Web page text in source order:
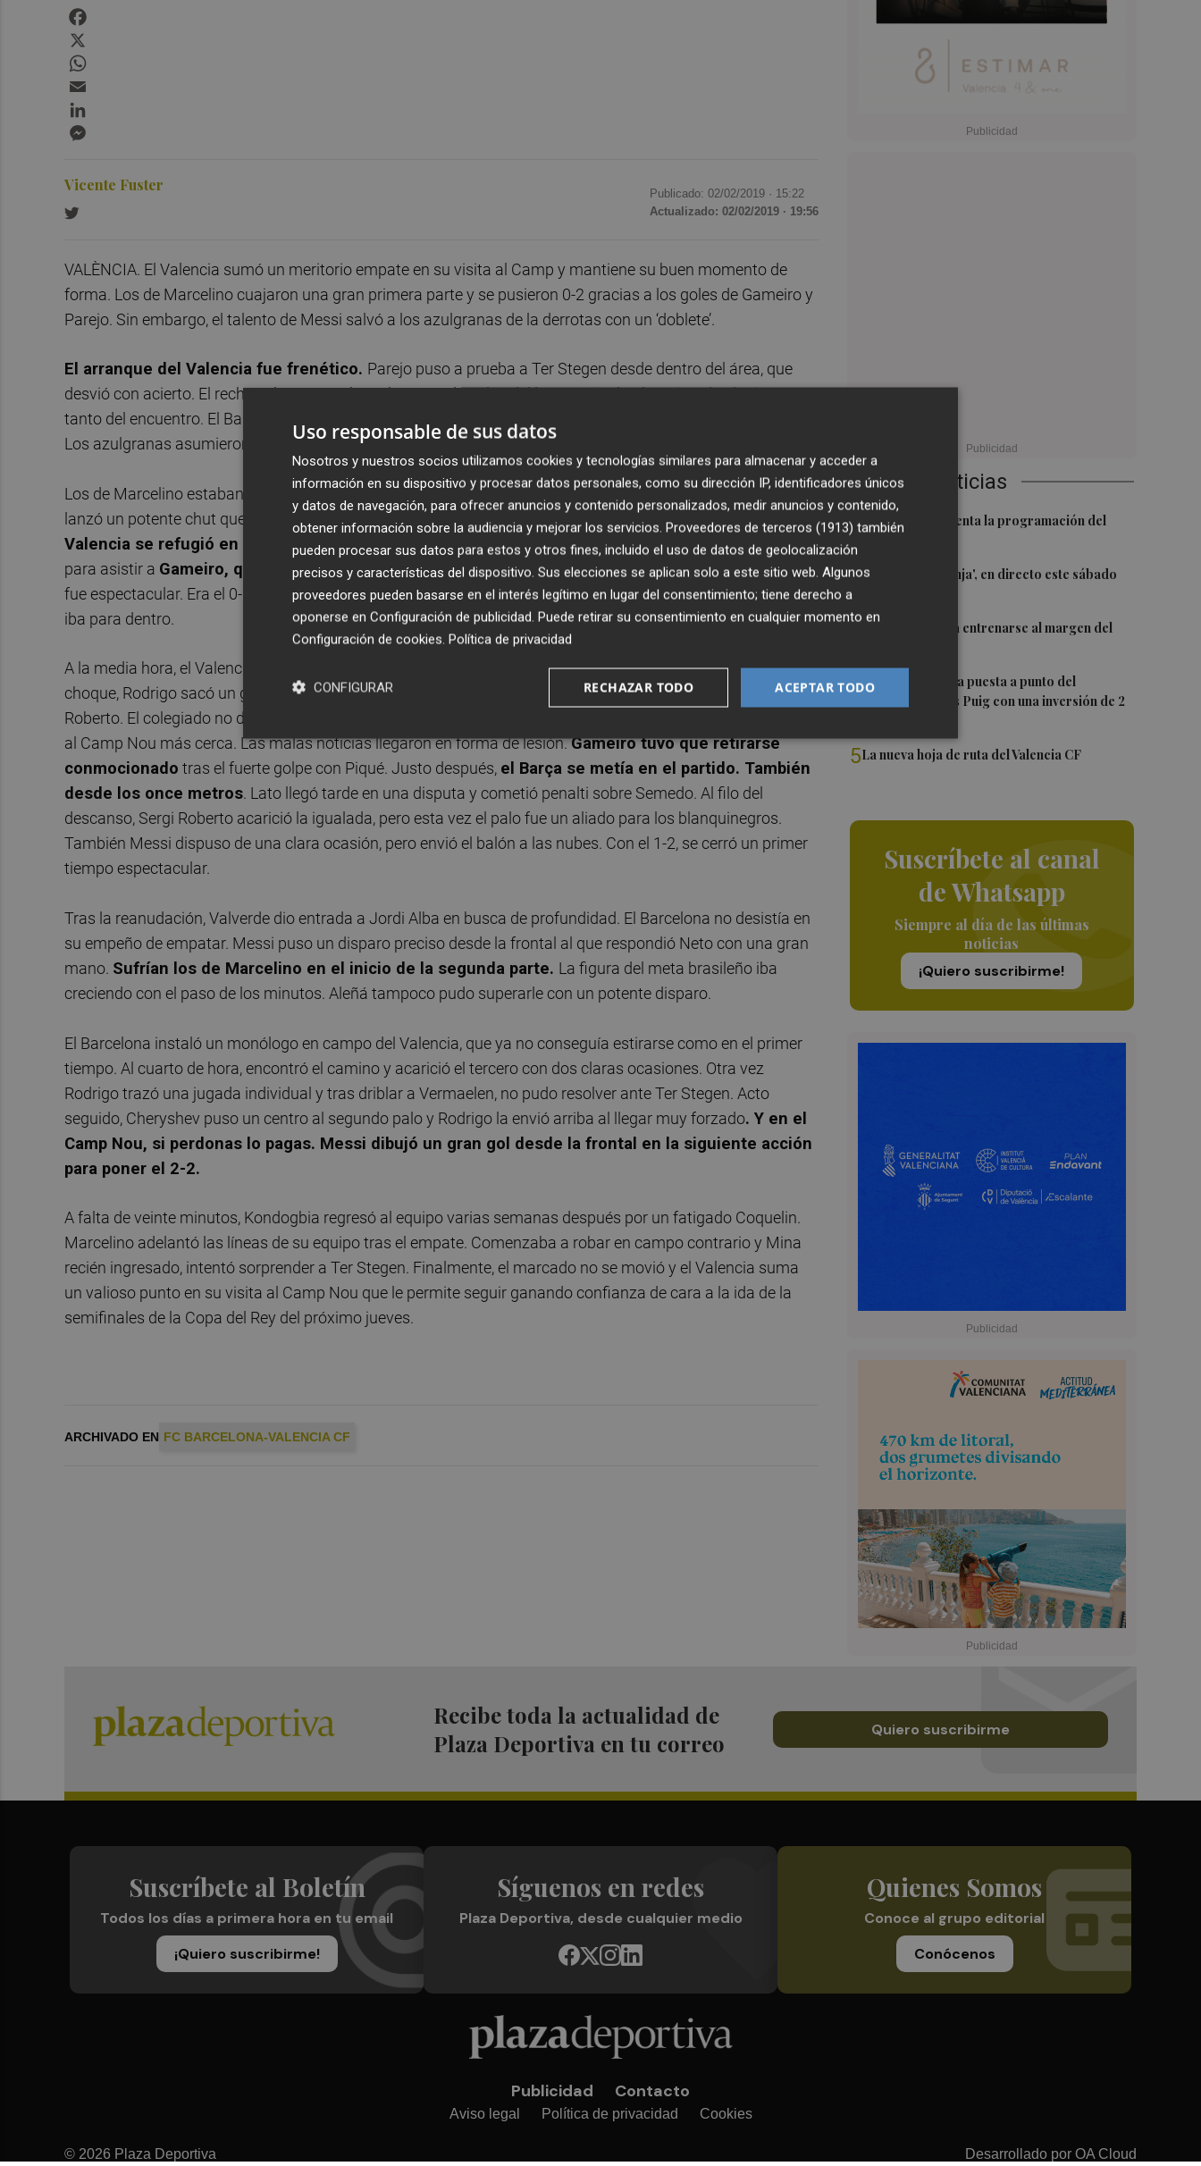
Últimas Noticias
1El Valencia presenta la programación del
2El 'Trofeu Taronja', en directo este sábado
3 Almeida vuelve a entrenarse al margen del
4València ultima la puesta a punto del
Velódromo Lluís Puig con una inversión de 2
5La nueva hoja de ruta del Valencia CF
Suscríbete al canal
de Whatsapp
Siempre al día de las últimas
noticias
¡Quiero suscribirme!
Vicente Fuster Publicado: 02/02/2019 · 15:22
Actualizado: 02/02/2019 · 19:56
VALÈNCIA. El Valencia sumó un meritorio empate en su visita al Camp y mantiene su buen momento de
forma. Los de Marcelino cuajaron una gran primera parte y se pusieron 0-2 gracias a los goles de Gameiro y
Parejo. Sin embargo, el talento de Messi salvó a los azulgranas de la derrotas con un ‘doblete’.
El arranque del Valencia fue frenético. Parejo puso a prueba a Ter Stegen desde dentro del área, que
desvió con acierto. El rechace le cayó a Cheryshev, pero la volea del la escupió el palo, evitando el primer
tanto del encuentro. El Barcelona respondió con un libre directo de Messi. Neto atajó sin muchos apuros.
Los azulgranas asumieron el dominio, pero el Valencia generaba inquietud en el Camp Nou al contragolpe.
Los de Marcelino estaban bien posicionados, obligando a los locales a buscar el gol desde lejos. Coutinho
lanzó un potente chut que exigió a Neto . El Barcelona empezaba a acercarse con peligro, pero el
Valencia se refugió en el gran momento de Rodrigo.El delantero cuajó una galopada sensacional
para asistir a Gameiro, que no falló ante Ter Stegen. La conducción del ‘19’ valencianista en la jugada
fue espectacular. Era el 0-1. Pese a las buenas sensaciones, Neto salvó el empate tras un rechace Garay que
iba para dentro.
A la media hora, el Valencia tenía la ocasión de encarrilar el partido. Con Piqué y Gameiro fuera tras un
choque, Rodrigo sacó un gran centro para Wass, que cuando iba a cabecear, fue derribado por Sergi
Roberto. El colegiado no dudó y señaló la pena máxima
al Camp Nou más cerca. Las malas noticias llegaron en forma de lesión.Gameiro tuvo que retirarse
conmocionado tras el fuerte golpe con Piqué. Justo después, el Barça se metía en el partido. También
desde los once metros. Lato llegó tarde en una disputa y cometió penalti sobre Semedo. Al filo del
descanso, Sergi Roberto acarició la igualada, pero esta vez el palo fue un aliado para los blanquinegros.
También Messi dispuso de una clara ocasión, pero envió el balón a las nubes. Con el 1-2, se cerró un primer
tiempo espectacular.
Tras la reanudación, Valverde dio entrada a Jordi Alba en busca de profundidad. El Barcelona no desistía en
su empeño de empatar. Messi puso un disparo preciso desde la frontal al que respondió Neto con una gran
mano. Sufrían los de Marcelino en el inicio de la segunda parte. La figura del meta brasileño iba
creciendo con el paso de los minutos. Aleñá tampoco pudo superarle con un potente disparo.
El Barcelona instaló un monólogo en campo del Valencia, que ya no conseguía estirarse como en el primer
tiempo. Al cuarto de hora, encontró el camino y acarició el tercero con dos claras ocasiones. Otra vez
Rodrigo trazó una jugada individual y tras driblar a Vermaelen, no pudo resolver ante Ter Stegen. Acto
seguido, Cheryshev puso un centro al segundo palo y Rodrigo la envió arriba al llegar muy forzado. Y en el
Camp Nou, si perdonas lo pagas. Messi dibujó un gran gol desde la frontal en la siguiente acción
para poner el 2-2.
A falta de veinte minutos, Kondogbia regresó al equipo varias semanas después por un fatigado Coquelin.
Marcelino adelantó las líneas de su equipo tras el empate. Comenzaba a robar en campo contrario y Mina
recién ingresado, intentó sorprender a Ter Stegen. Finalmente, el marcado no se movió y el Valencia suma
un valioso punto en su visita al Camp Nou que le permite seguir ganando confianza de cara a la ida de la
semifinales de la Copa del Rey del próximo jueves.
ARCHIVADO EN FC BARCELONA-VALENCIA CF
Recibe toda la actualidad de
Plaza Deportiva en tu correo
Quiero suscribirme
Suscríbete al Boletín
Todos los días a primera hora en tu email
¡Quiero suscribirme!
Síguenos en redes
Plaza Deportiva, desde cualquier medio
Quienes Somos
Conoce al grupo editorial
Conócenos
Publicidad Contacto
Aviso legal Política de privacidad Cookies
© 2026 Plaza Deportiva Desarrollado por OA Cloud
Uso responsable de sus datos
Nosotros y nuestros socios utilizamos cookies y tecnologías similares para almacenar y acceder a
información en su dispositivo y procesar datos personales, como su dirección IP, identificadores únicos
y datos de navegación, para ofrecer anuncios y contenido personalizados, medir anuncios y contenido,
obtener información sobre la audiencia y mejorar los servicios. Proveedores de terceros (1913) también
pueden procesar sus datos para estos y otros fines, incluido el uso de datos de geolocalización
precisos y características del dispositivo. Sus elecciones se aplican solo a este sitio web. Algunos
proveedores pueden basarse en el interés legítimo en lugar del consentimiento; tiene derecho a
oponerse en Configuración de publicidad. Puede retirar su consentimiento en cualquier momento en
Configuración de cookies. Política de privacidad
ACEPTAR TODO
RECHAZAR TODO
CONFIGURAR